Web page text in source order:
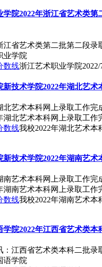
学院2022年浙江省艺术类第
江省艺术类第二批第二段录
数线浙江艺术职业学院2022/
新技术学院2022年湖北艺术
北艺术本科网上录取工作完
数线我校2022年湖北艺术本
新技术学院2022年湖南艺术
南艺术本科网上录取工作完
数线我校2022年湖南艺术本
学院2022年江西省艺术类本
：江西省艺术类本科二批录